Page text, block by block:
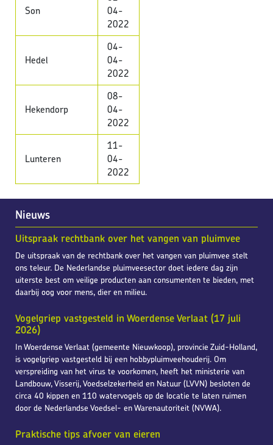
Nieuws
Uitspraak rechtbank over het vangen van pluimvee
De uitspraak van de rechtbank over het vangen van pluimvee stelt
ons teleur. De Nederlandse pluimveesector doet iedere dag zijn
uiterste best om veilige producten aan consumenten te bieden, met
daarbij oog voor mens, dier en milieu.
Vogelgriep vastgesteld in Woerdense Verlaat (17 juli
2026)
In Woerdense Verlaat (gemeente Nieuwkoop), provincie Zuid-Holland,
is vogelgriep vastgesteld bij een hobbypluimveehouderij. Om
verspreiding van het virus te voorkomen, heeft het ministerie van
Landbouw, Visserij, Voedselzekerheid en Natuur (LVVN) besloten de
circa 40 kippen en 110 watervogels op de locatie te laten ruimen
door de Nederlandse Voedsel- en Warenautoriteit (NVWA).
Praktische tips afvoer van eieren
Son
04-
2022
Hedel
04-
04-
2022
Hekendorp
08-
04-
2022
Lunteren
11-
04-
2022